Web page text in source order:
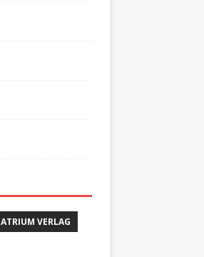
ATRIUM VERLAG